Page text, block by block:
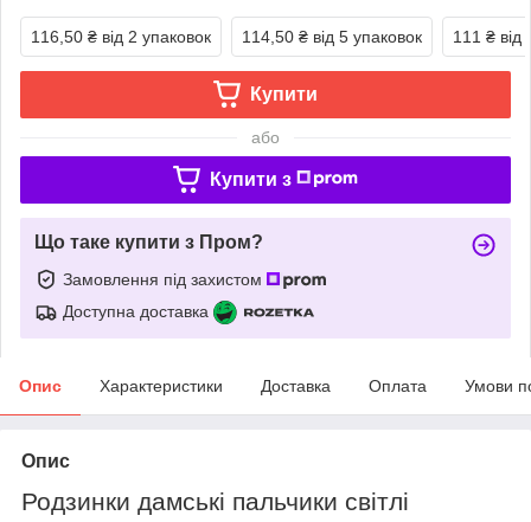
116,50 ₴ від 2 упаковок 114,50 ₴ від 5 упаковок 111 ₴ від
Купити
або
Купити з
Що таке купити з Пром?
Замовлення під захистом
Доступна доставка
Опис Характеристики Доставка Оплата Умови
Опис
Родзинки дамські пальчики світлі